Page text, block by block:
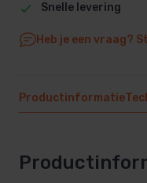
Snelle levering
Heb je een vraag?
Productinformatie